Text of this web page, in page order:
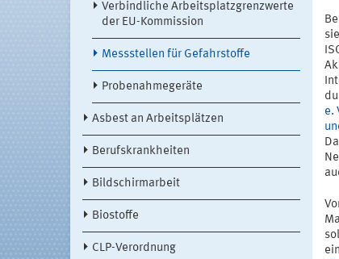
Verbindliche Arbeitsplatzgrenzwerte
der EU-Kommission
Messstellen für Gefahrstoffe
Probenahmegeräte
Asbest an Arbeitsplätzen
Berufskrankheiten
Bildschirmarbeit
Biostoffe
CLP-Verordnung
e.